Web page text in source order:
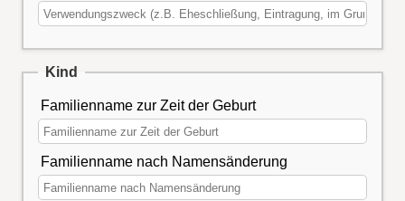
Kind
Familienname zur Zeit der Geburt
Familienname nach Namensänderung